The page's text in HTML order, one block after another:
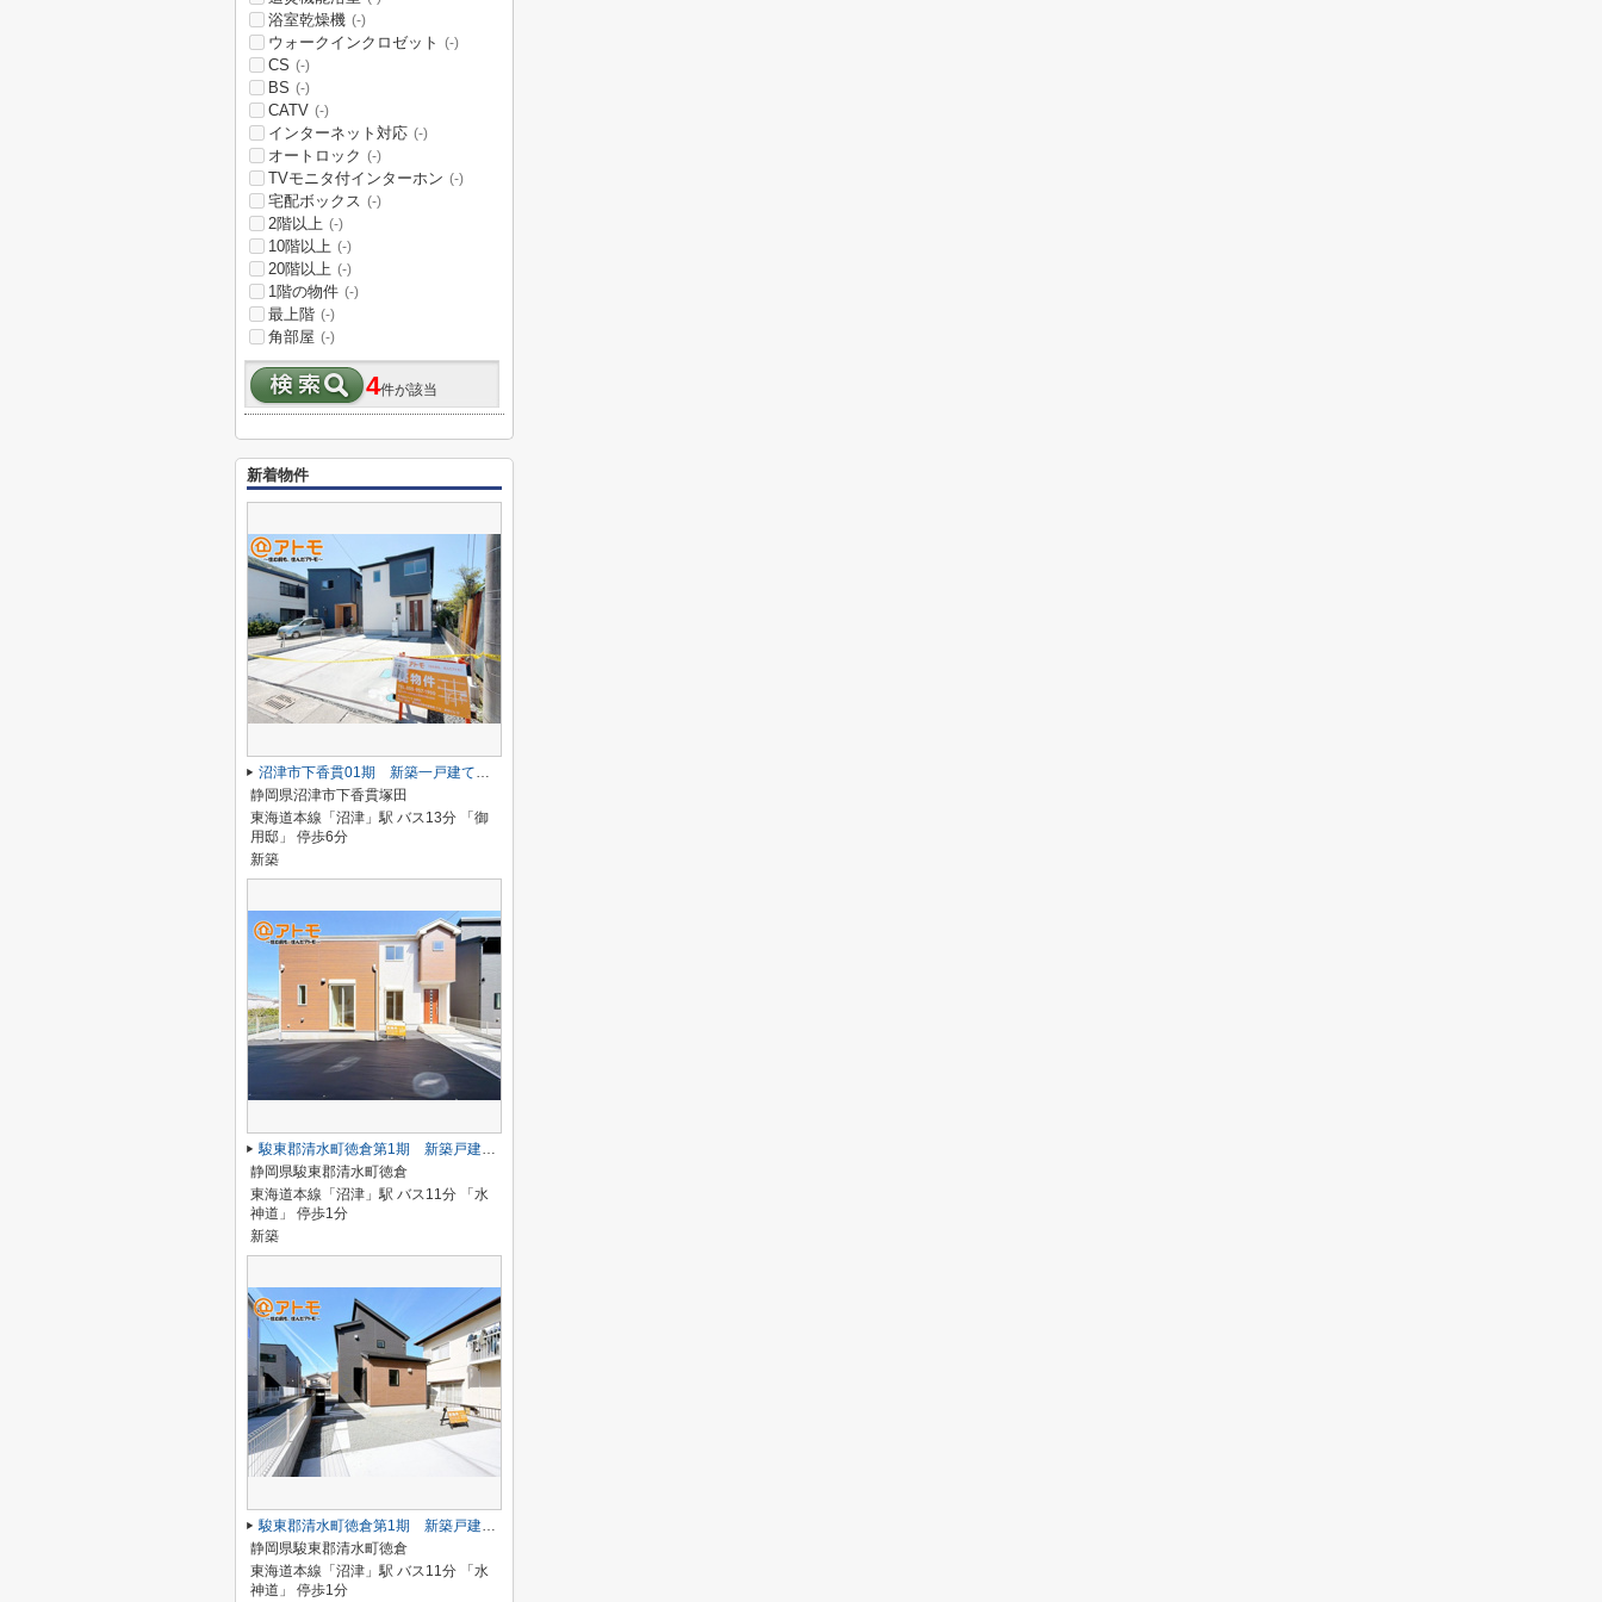
浴室乾燥機 (-)
ウォークインクロゼット (-)
CS (-)
BS (-)
CATV (-)
インターネット対応 (-)
オートロック (-)
TVモニタ付インターホン (-)
宅配ボックス (-)
2階以上 (-)
10階以上 (-)
20階以上 (-)
1階の物件 (-)
最上階 (-)
角部屋 (-)
4件が該当
新着物件
沼津市下香貫01期 新築一戸建て 全1棟
静岡県沼津市下香貫塚田
東海道本線「沼津」駅 バス13分 「御
用邸」 停歩6分
新築
駿東郡清水町徳倉第1期 新築戸建 1号棟
静岡県駿東郡清水町徳倉
東海道本線「沼津」駅 バス11分 「水
神道」 停歩1分
新築
駿東郡清水町徳倉第1期 新築戸建 2号棟
静岡県駿東郡清水町徳倉
東海道本線「沼津」駅 バス11分 「水
神道」 停歩1分